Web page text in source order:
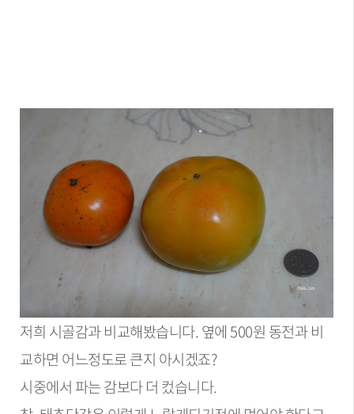
저희 시골감과 비교해봤습니다. 옆에 500원 동전과 비
교하면 어느정도로 큰지 아시겠죠?
시중에서 파는 감보다 더 컸습니다.